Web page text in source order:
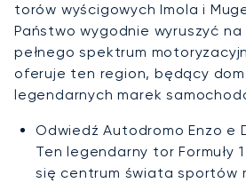
torów wyścigowych Imola i
Państwo wygodnie wyruszyć na
pełnego spektrum
oferuje ten region, będący
legendarnych marek
Odwiedź Autodromo Enzo e
Ten legendarny tor Formuły
się centrum świata sportów